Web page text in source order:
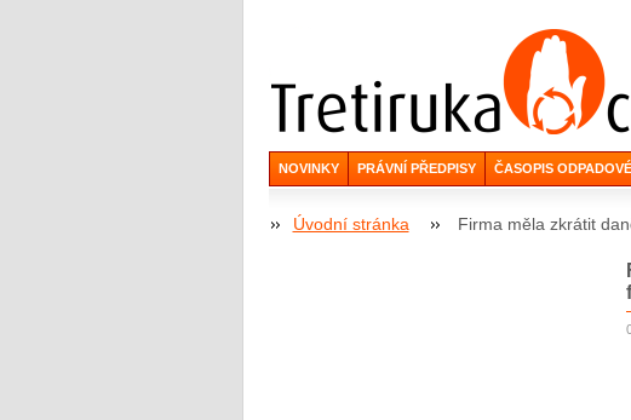
NOVINKY PRÁVNÍ PŘEDPISY ČASOPIS
Úvodní stránka Firma měla zkrátit